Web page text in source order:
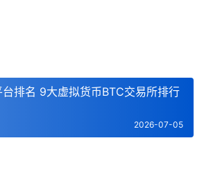
排名 9大虚拟货币BTC交易所排行
2026-07-05